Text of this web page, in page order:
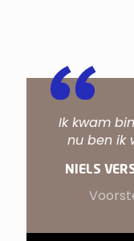
Ik kwam
nu ben ik
NIELS